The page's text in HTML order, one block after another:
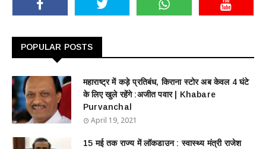
POPULAR POSTS
महाराष्ट्र में कड़े प्रतिबंध, किराना स्टोर अब केवल 4 घंटे
के लिए खुले रहेंगे :अजीत पवार | Khabare
Purvanchal
April 19, 2021
15 मई तक राज्य में लॉकडाउन : स्वास्थ्य मंत्री राजेश